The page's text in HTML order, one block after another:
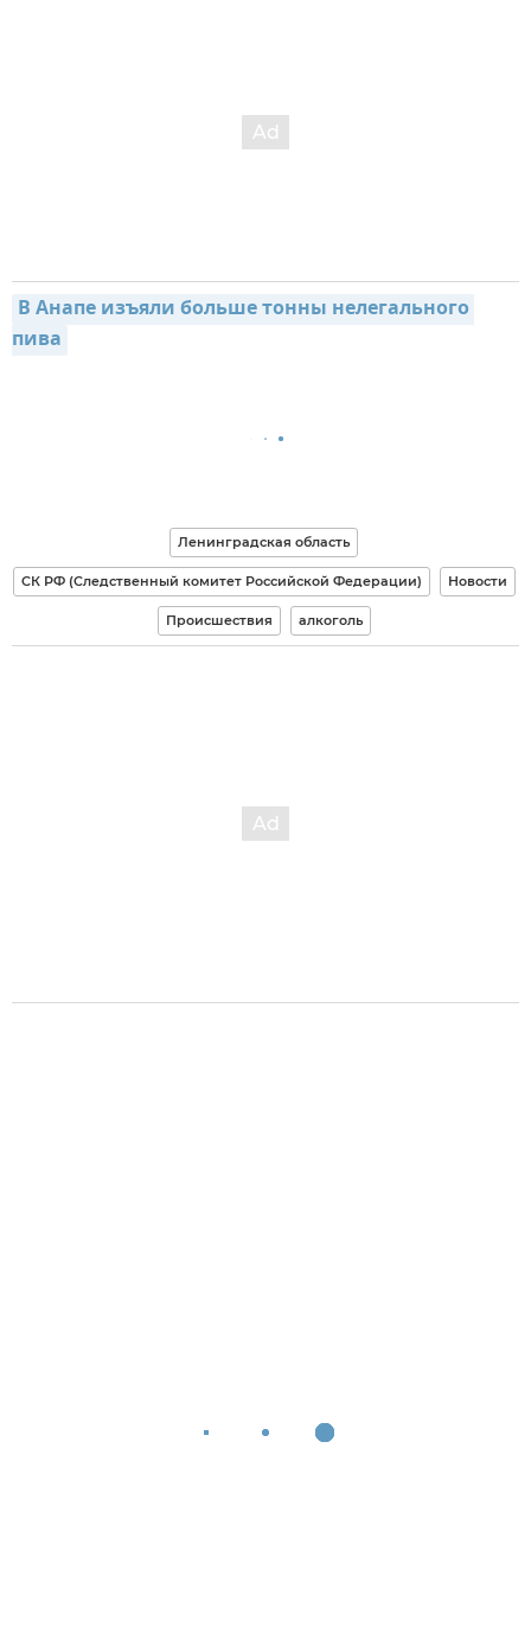
В Анапе изъяли больше тонны нелегального
пива
Ленинградская область
СК РФ (Следственный комитет Российской Федерации) Новости
Происшествия алкоголь